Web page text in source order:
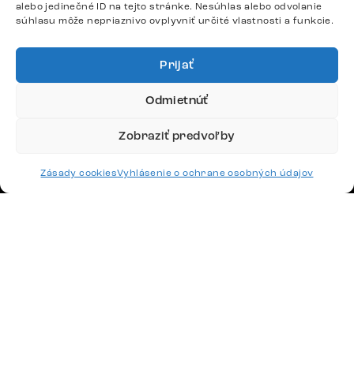
alebo jedinečné ID na tejto stránke. Nesúhlas alebo odvolanie
súhlasu môže nepriaznivo ovplyvniť určité vlastnosti a funkcie.
Prijať
Odmietnúť
Zobraziť predvoľby
Zásady cookiesVyhlásenie o ochrane osobných údajov
Google recenzie
4,8
Platby